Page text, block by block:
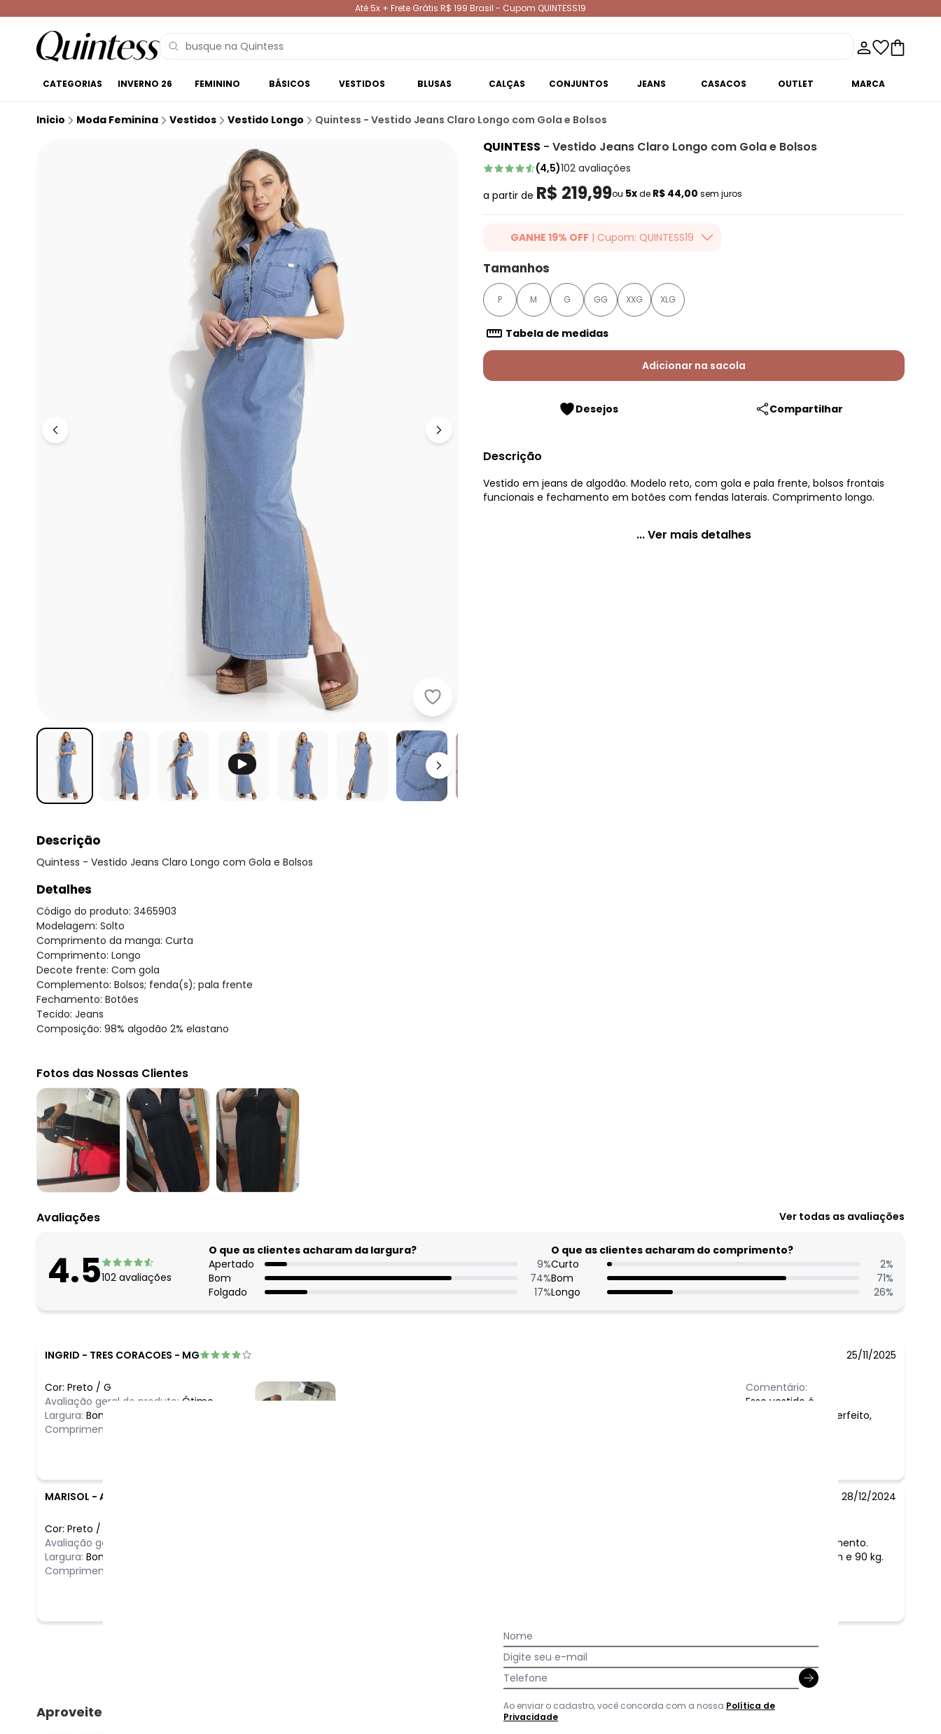
Até 5x + Frete Grátis R$ 199 Brasil - Cupom QUINTESS19
CATEGORIAS INVERNO 26 FEMININO BÁSICOS VESTIDOS BLUSAS CALÇAS CONJUNTOS JEANS CASACOS OUTLET MARCA
Inicio Moda Feminina Vestidos Vestido Longo Quintess - Vestido Jeans Claro Longo com Gola e Bolsos
Quintess - Vestido Jeans Claro Longo com Gola e Bolsos
QUINTESS - Vestido Jeans Claro Longo com Gola e Bolsos
(4,5)102 avaliações
a partir de R$ 219,99ou 5xde R$ 44,00 sem juros
GANHE 19% OFF | Cupom: QUINTESS19
Ganhe 19% OFF Extra em qualquer valor, usando o
cupom: QUINTESS19. Válido para toda loja Quintess,
até 07/08/2026.
Tamanhos
P M G GG XXG XLG
Tabela de medidas
Adicionar na sacola
Desejos Compartilhar
Descrição
Vestido em jeans de algodão. Modelo reto, com gola e pala frente, bolsos frontais
funcionais e fechamento em botões com fendas laterais. Comprimento longo.
... Ver mais detalhes
Descrição
Quintess - Vestido Jeans Claro Longo com Gola e Bolsos
Detalhes
Código do produto: 3465903
Modelagem: Solto
Comprimento da manga: Curta
Comprimento: Longo
Decote frente: Com gola
Complemento: Bolsos; fenda(s); pala frente
Fechamento: Botões
Tecido: Jeans
Composição: 98% algodão 2% elastano
Fotos das Nossas Clientes
Avaliações Ver todas as avaliações
4.5102 avaliações
O que as clientes acharam da largura?
Apertado
9%
Bom
74%
Folgado
17%
O que as clientes acharam do comprimento?
Curto
2%
Bom
71%
Longo
26%
INGRID - TRES CORACOES - MG 25/11/2025
Cor: Preto / G
Avaliação geral do produto: Ótimo
Largura: Bom
Comprimento:
Comentário:
Esse vestido é
completamente perfeito,
MARISOL - ARARAS - SP 28/12/2024
Cor: Preto /
Avaliação geral do produto:
Largura: Bom
Comprimento:
O vestido é lindo. Teve um bom caimento.
Comprimento em cima. Tenho 1,67m e 90 kg.
Ver todas as avaliações
Aproveite e compre junto
Nome
Digite seu e-mail
Telefone
Ao enviar o cadastro, você concorda com a nossa Política de
Privacidade